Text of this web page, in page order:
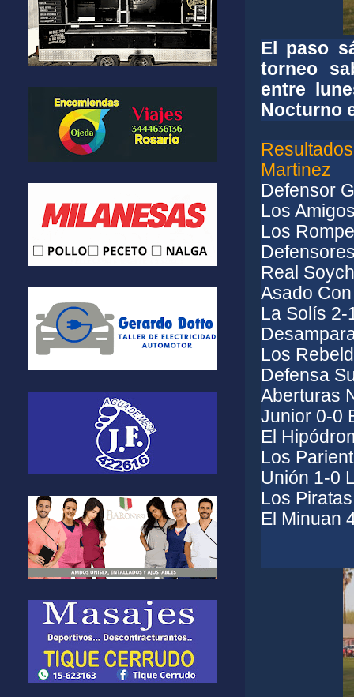
El paso
torneo
entre
Nocturno
Martinez
Defensor
Los
Los
Real
Asado
La Solís 2-
Los
Defensa
Aberturas
Junior 0-0
El
Los
Unión 1-0
Los
El Minuan